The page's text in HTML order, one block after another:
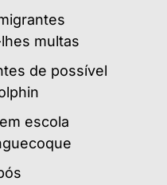
multas
de possível
escola